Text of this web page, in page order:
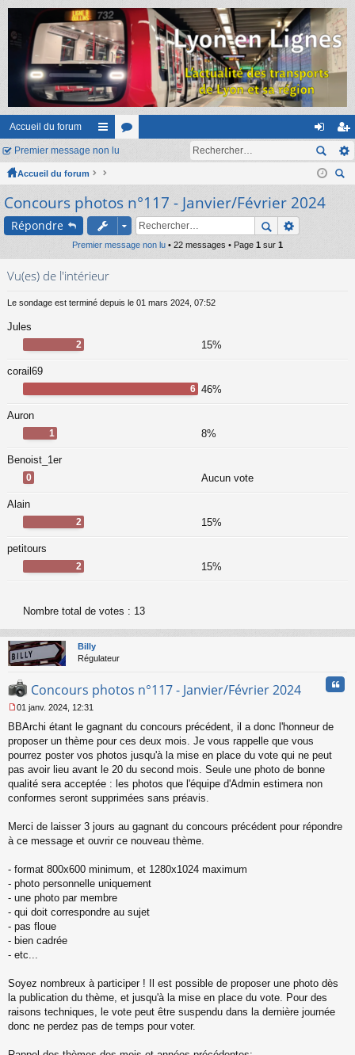
Accueil du forum
ac
co
ur
ci
s
m
on
ne
xi
ns
cri
Premier message non lu
Accueil du forum
Concours photos n°117 - Janvier/Février 2024
Répondre
Premier message non lu • 22 messages • Page 1 sur 1
Vu(es) de l'intérieur
Le sondage est terminé depuis le 01 mars 2024, 07:52
Jules
2 15%
corail69
6 46%
Auron
1 8%
Benoist_1er
0 Aucun vote
Alain
2 15%
petitours
2 15%
Nombre total de votes : 13
Billy
Régulateur
Concours photos n°117 - Janvier/Février 2024
e
s
s
g
e
n
n
u
01 janv. 2024, 12:31
BBArchi étant le gagnant du concours précédent, il a donc l'honneur de
proposer un thème pour ces deux mois. Je vous rappelle que vous
pourrez poster vos photos jusqu'à la mise en place du vote qui ne peut
pas avoir lieu avant le 20 du second mois. Seule une photo de bonne
qualité sera acceptée : les photos que l'équipe d'Admin estimera non
conformes seront supprimées sans préavis.
Merci de laisser 3 jours au gagnant du concours précédent pour répondre
à ce message et ouvrir ce nouveau thème.
- format 800x600 minimum, et 1280x1024 maximum
- photo personnelle uniquement
- une photo par membre
- qui doit correspondre au sujet
- pas floue
- bien cadrée
- etc...
Soyez nombreux à participer ! Il est possible de proposer une photo dès
la publication du thème, et jusqu'à la mise en place du vote. Pour des
raisons techniques, le vote peut être suspendu dans la dernière journée
donc ne perdez pas de temps pour voter.